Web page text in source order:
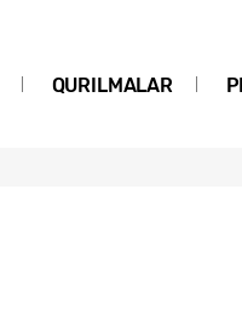
QURILMALAR